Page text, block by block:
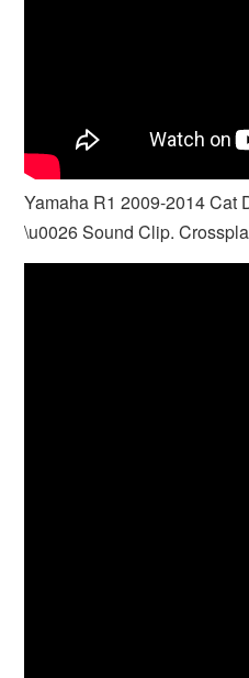
Yamaha R1 2009-2014 Cat
\u0026 Sound Clip.